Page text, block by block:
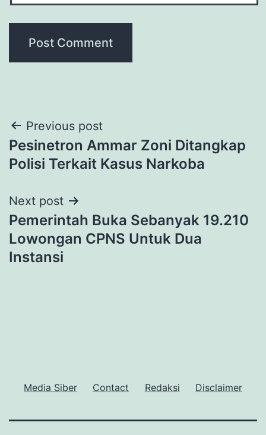
Post
navigation
Previous post
Pesinetron Ammar Zoni Ditangkap
Polisi Terkait Kasus Narkoba
Next post
Pemerintah Buka Sebanyak 19.210
Lowongan CPNS Untuk Dua
Instansi
Media Siber Contact Redaksi Disclaimer